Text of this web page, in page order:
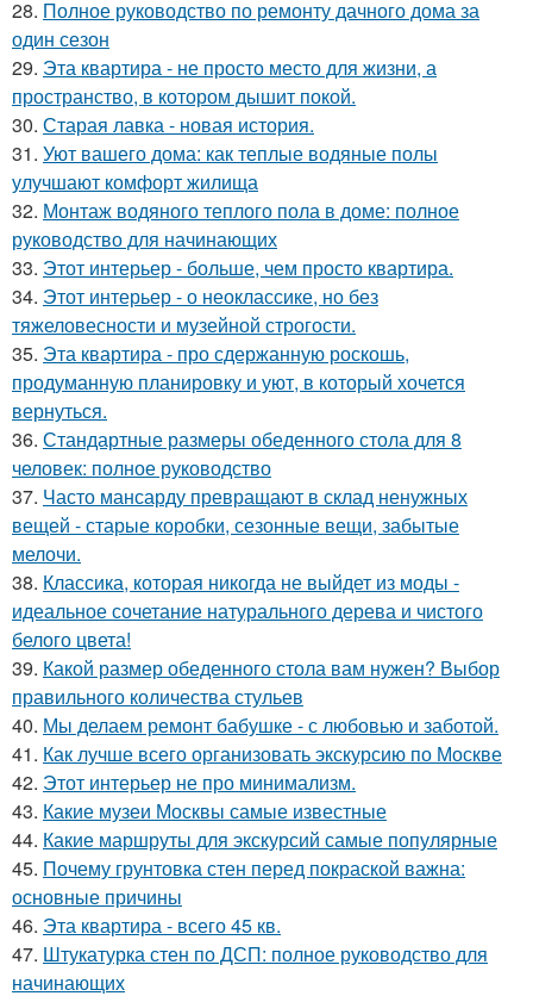
28. Полное руководство по ремонту дачного дома за
один сезон
29. Эта квартира - не просто место для жизни, а
пространство, в котором дышит покой.
30. Старая лавка - новая история.
31. Уют вашего дома: как теплые водяные полы
улучшают комфорт жилища
32. Монтаж водяного теплого пола в доме: полное
руководство для начинающих
33. Этот интерьер - больше, чем просто квартира.
34. Этот интерьер - о неоклассике, но без
тяжеловесности и музейной строгости.
35. Эта квартира - про сдержанную роскошь,
продуманную планировку и уют, в который хочется
вернуться.
36. Стандартные размеры обеденного стола для 8
человек: полное руководство
37. Часто мансарду превращают в склад ненужных
вещей - старые коробки, сезонные вещи, забытые
мелочи.
38. Классика, которая никогда не выйдет из моды -
идеальное сочетание натурального дерева и чистого
белого цвета!
39. Какой размер обеденного стола вам нужен? Выбор
правильного количества стульев
40. Мы делаем ремонт бабушке - с любовью и заботой.
41. Как лучше всего организовать экскурсию по Москве
42. Этот интерьер не про минимализм.
43. Какие музеи Москвы самые известные
44. Какие маршруты для экскурсий самые популярные
45. Почему грунтовка стен перед покраской важна:
основные причины
46. Эта квартира - всего 45 кв.
47. Штукатурка стен по ДСП: полное руководство для
начинающих